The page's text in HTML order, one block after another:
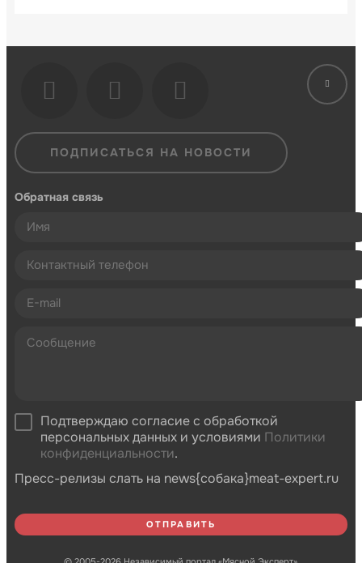
ПОДПИСАТЬСЯ НА НОВОСТИ
Обратная связь
Подтверждаю согласие с обработкой
персональных данных и условиями Политики
конфиденциальности.
Пресс-релизы слать на news{собака}meat-expert.ru